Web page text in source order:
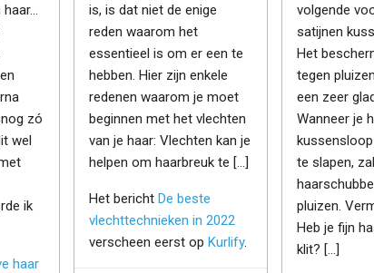
zó
wel
ik
haar
is, is dat niet de enige
reden waarom het
essentieel is om er een te
hebben. Hier zijn enkele
redenen waarom je moet
beginnen met het vlechten
van je haar: Vlechten kan je
helpen om haarbreuk te […]
Het bericht De beste
vlechttechnieken in 2022
verscheen eerst op Kurlify.
volgende
satijnen
Het
tegen
een zeer
Wanneer je
te slapen,
pluizen.
Heb je fijn
klit? […]